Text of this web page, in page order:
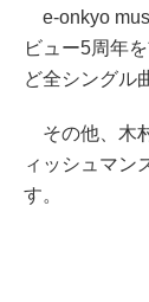
e-onkyo
ビュー5周年
ど全シングル
その他、木
ィッシュマン
す。